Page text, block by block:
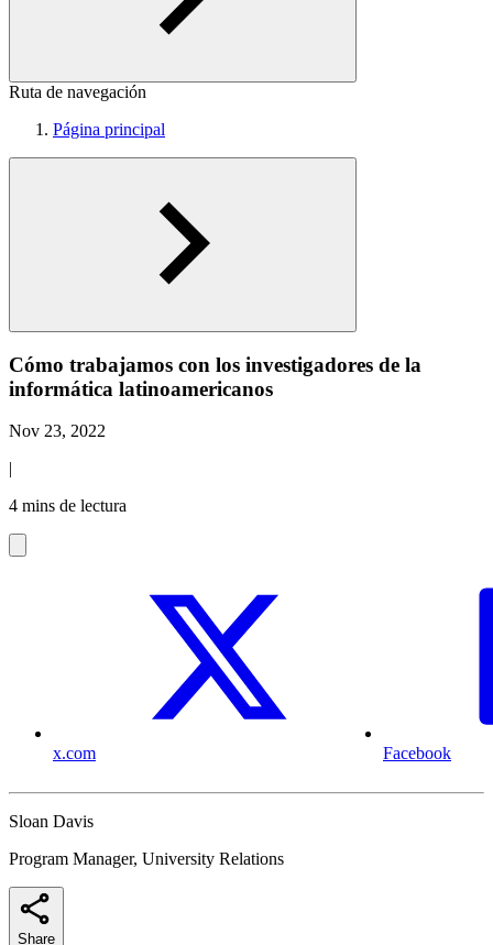
Ruta de navegación
Página principal
Cómo trabajamos con los investigadores de la
informática latinoamericanos
Nov 23, 2022
|
4 mins de lectura
x.com Facebook
Sloan Davis
Program Manager, University Relations
Share